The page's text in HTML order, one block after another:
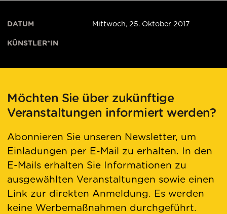
DATUM Mittwoch, 25. Oktober 2017
KÜNSTLER*IN
Möchten Sie über zukünftige
Veranstaltungen informiert werden?
Abonnieren Sie unseren Newsletter, um
Einladungen per E-Mail zu erhalten. In den
E-Mails erhalten Sie Informationen zu
ausgewählten Veranstaltungen sowie einen
Link zur direkten Anmeldung. Es werden
keine Werbemaßnahmen durchgeführt.